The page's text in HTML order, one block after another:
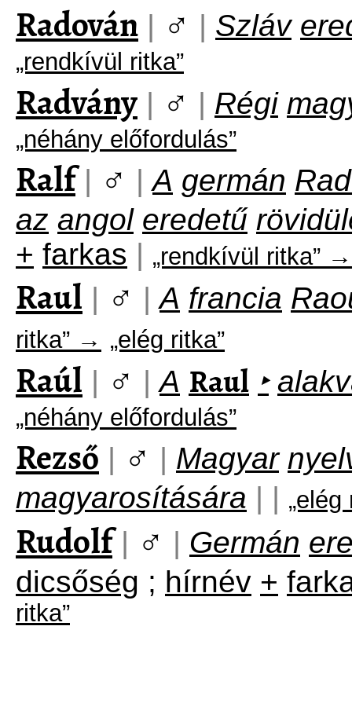
Radován | ♂ | Szláv
„rendkívül ritka”
Radvány | ♂ | Régi
„néhány előfordulás”
Ralf | ♂ | A germán
az angol eredetű
+ farkas | „rendkívül ritka” →
Raul | ♂ | A francia
ritka” → „elég ritka”
Raúl | ♂ | A Raul ‣
„néhány előfordulás”
Rezső | ♂ | Magyar
magyarosítására | |
Rudolf | ♂ | Germán
dicsőség ; hírnév +
ritka”